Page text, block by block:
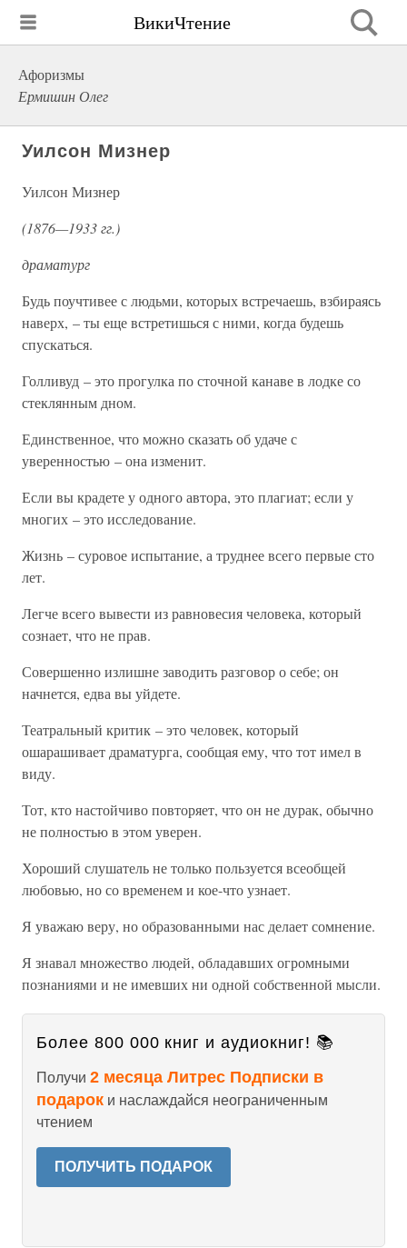
ВикиЧтение
Афоризмы
Ермишин Олег
Уилсон Мизнер
Уилсон Мизнер
(1876—1933 гг.)
драматург
Будь поучтивее с людьми, которых встречаешь, взбираясь
наверх, – ты еще встретишься с ними, когда будешь
спускаться.
Голливуд – это прогулка по сточной канаве в лодке со
стеклянным дном.
Единственное, что можно сказать об удаче с
уверенностью – она изменит.
Если вы крадете у одного автора, это плагиат; если у
многих – это исследование.
Жизнь – суровое испытание, а труднее всего первые сто
лет.
Легче всего вывести из равновесия человека, который
сознает, что не прав.
Совершенно излишне заводить разговор о себе; он
начнется, едва вы уйдете.
Театральный критик – это человек, который
ошарашивает драматурга, сообщая ему, что тот имел в
виду.
Тот, кто настойчиво повторяет, что он не дурак, обычно
не полностью в этом уверен.
Хороший слушатель не только пользуется всеобщей
любовью, но со временем и кое-что узнает.
Я уважаю веру, но образованными нас делает сомнение.
Я знавал множество людей, обладавших огромными
познаниями и не имевших ни одной собственной мысли.
Более 800 000 книг и аудиокниг! 📚
Получи 2 месяца Литрес Подписки в
подарок и наслаждайся неограниченным
чтением
ПОЛУЧИТЬ ПОДАРОК